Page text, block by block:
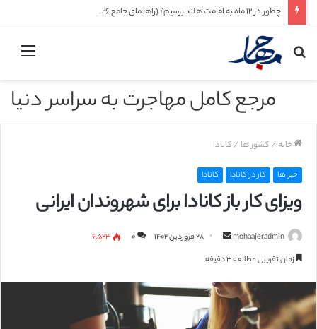
جستجو
مرجع کامل مهاجرت به سراسر دنیا
خانه / کشور ها / کانادا
خبر ها کار در کانادا کانادا
ویزای کار باز کانادا برای شهروندان ایرانی
mohaajeradmin
ر
ا
ل
ب
۲۸ فروردین ۱۴۰۲ ۰
۶,۵۲۳
زمان تقریبی مطالعه ۳ دقیقه